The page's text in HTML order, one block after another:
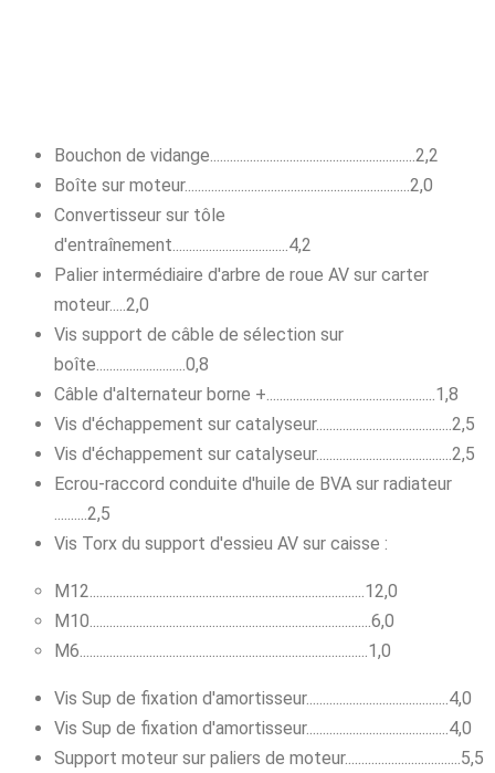
Bouchon de vidange..............................................................2,2
Boîte sur moteur....................................................................2,0
Convertisseur sur tôle
d'entraînement...................................4,2
Palier intermédiaire d'arbre de roue AV sur carter
moteur.....2,0
Vis support de câble de sélection sur
boîte...........................0,8
Câble d'alternateur borne +...................................................1,8
Vis d'échappement sur catalyseur.........................................2,5
Vis d'échappement sur catalyseur.........................................2,5
Ecrou-raccord conduite d'huile de BVA sur radiateur
..........2,5
Vis Torx du support d'essieu AV sur caisse :
M12...................................................................................12,0
M10.....................................................................................6,0
M6.......................................................................................1,0
Vis Sup de fixation d'amortisseur...........................................4,0
Vis Sup de fixation d'amortisseur...........................................4,0
Support moteur sur paliers de moteur...................................5,5